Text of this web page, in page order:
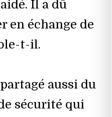
Il a dû
en échange de
t-il.
aussi du
sécurité qui